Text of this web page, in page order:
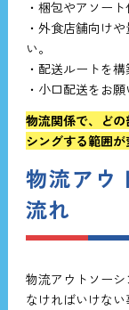
・梱包やアソー
・外食店舗向け
い。
・配送ルートを構
・小口配送をお願
物流関係で、ど
シングする範囲が
物流アウ
流れ
物流アウトソー
なければいけない